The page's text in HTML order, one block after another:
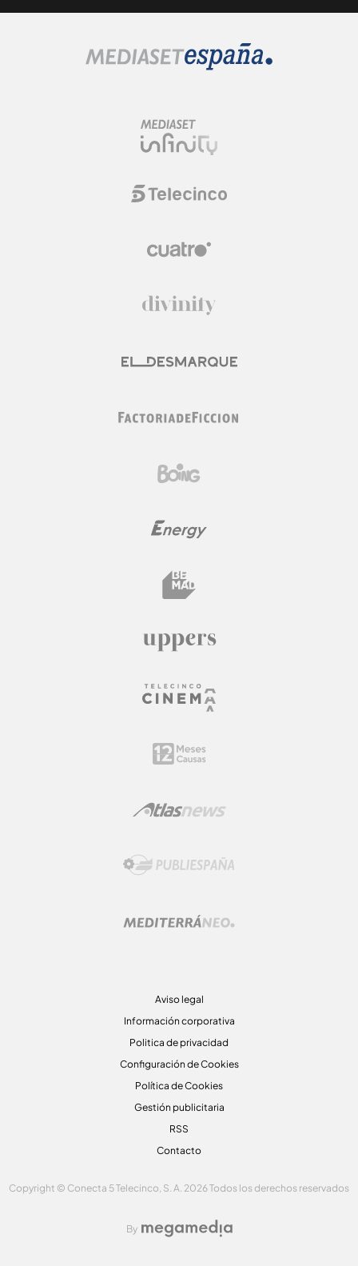
Aviso legal
Información corporativa
Politica de privacidad
Configuración de Cookies
Política de Cookies
Gestión publicitaria
RSS
Contacto
Copyright © Conecta 5 Telecinco, S. A. 2026 Todos los derechos reservados
By